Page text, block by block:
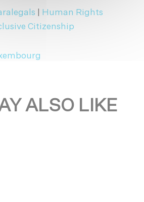
Human Rights
Citizenship
ALSO LIKE